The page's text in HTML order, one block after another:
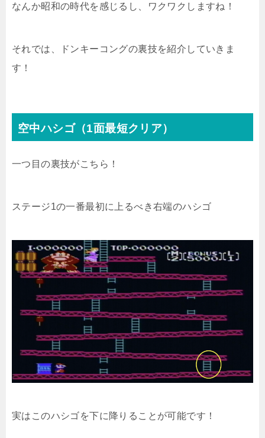
なんか昭和の時代を感じるし、ワクワクしますね！
それでは、ドンキーコングの裏技を紹介していきま
す！
空中ハシゴ（1面最短クリア）
一つ目の裏技がこちら！
ステージ1の一番最初に上るべき右端のハシゴ
実はこのハシゴを下に降りることが可能です！